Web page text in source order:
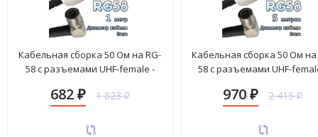
Кабельная сборка 50 Ом на RG-
58 с разъемами UHF-female -
682 ₽ 1 823₽
Кабельная сборка 50 Ом на
58 с разъемами UHF-
970₽ 2 415₽